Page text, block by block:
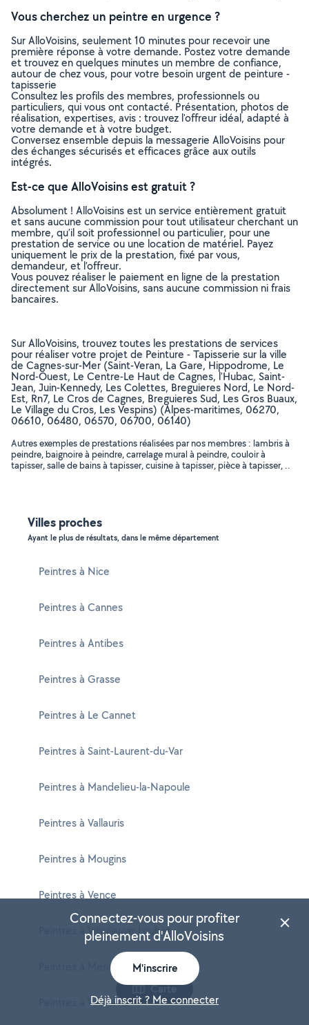
Vous cherchez un peintre en urgence ?
Sur AlloVoisins, seulement 10 minutes pour recevoir une
première réponse à votre demande. Postez votre demande
et trouvez en quelques minutes un membre de confiance,
autour de chez vous, pour votre besoin urgent de peinture -
tapisserie
Consultez les profils des membres, professionnels ou
particuliers, qui vous ont contacté. Présentation, photos de
réalisation, expertises, avis : trouvez l'offreur idéal, adapté à
votre demande et à votre budget.
Conversez ensemble depuis la messagerie AlloVoisins pour
des échanges sécurisés et efficaces grâce aux outils
intégrés.
Est-ce que AlloVoisins est gratuit ?
Absolument ! AlloVoisins est un service entièrement gratuit
et sans aucune commission pour tout utilisateur cherchant un
membre, qu’il soit professionnel ou particulier, pour une
prestation de service ou une location de matériel. Payez
uniquement le prix de la prestation, fixé par vous,
demandeur, et l’offreur.
Vous pouvez réaliser le paiement en ligne de la prestation
directement sur AlloVoisins, sans aucune commission ni frais
bancaires.
Sur AlloVoisins, trouvez toutes les prestations de services
pour réaliser votre projet de Peinture - Tapisserie sur la ville
de Cagnes-sur-Mer (Saint-Veran, La Gare, Hippodrome, Le
Nord-Ouest, Le Centre-Le Haut de Cagnes, l'Hubac, Saint-
Jean, Juin-Kennedy, Les Colettes, Breguieres Nord, Le Nord-
Est, Rn7, Le Cros de Cagnes, Breguieres Sud, Les Gros Buaux,
Le Village du Cros, Les Vespins) (Alpes-maritimes, 06270,
06610, 06480, 06570, 06700, 06140)
Autres exemples de prestations réalisées par nos membres : lambris à
peindre, baignoire à peindre, carrelage mural à peindre, couloir à
tapisser, salle de bains à tapisser, cuisine à tapisser, pièce à tapisser, ..
Villes proches
Ayant le plus de résultats, dans le même département
Peintres à Nice
Peintres à Cannes
Peintres à Antibes
Peintres à Grasse
Peintres à Le Cannet
Peintres à Saint-Laurent-du-Var
Peintres à Mandelieu-la-Napoule
Peintres à Vallauris
Peintres à Mougins
Peintres à Vence
Peintres à Villeneuve-Loubet
Peintres à Menton
Peintres à Valbonne
Carte
Connectez-vous pour profiter
pleinement d'AlloVoisins
M'inscrire
Déjà inscrit ? Me connecter